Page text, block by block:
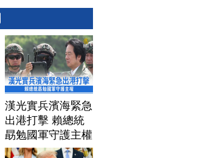
漢光實兵濱海緊急
出港打擊 賴總統
勗勉國軍守護主權